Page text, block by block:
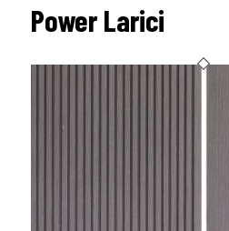
Power Larici